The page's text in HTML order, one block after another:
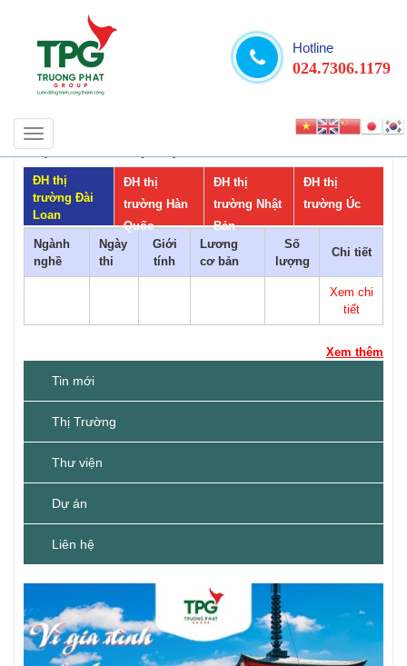
Hotline
024.7306.1179
Toggle
navigation
THỊ TRƯỜNG ĐẠI HỌC
ĐH thị
trường Đài
Loan
ĐH thị
trường Hàn
Quốc
ĐH thị
trường Nhật
Bản
ĐH thị
trường Úc
Ngành
nghề
Ngày
thi
Giới
tính
Lương
cơ bản
Số
lượng
Chi tiết
Xem chi
tiết
Xem thêm
Tin mới
Thị Trường
Thư viện
Dự án
Liên hệ